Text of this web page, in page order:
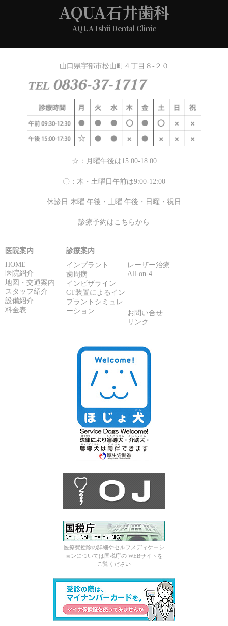
AQUA石井歯科
AQUA Ishii Dental Clinic
山口県宇部市松山町４丁目８-２０
☆：月曜午後は15:00-18:00
〇：木・土曜日午前は9:00-12:00
休診日 木曜 午後・土曜 午後・日曜・祝日
診療予約はこちらから
医院案内
HOME
医院紹介
地図・交通案内
スタッフ紹介
設備紹介
料金表
診療案内
インプラント
歯周病
インビザライン
CT装置によるイン
プラントシミュレ
ーション
レーザー治療
All-on-4
お問い合せ
リンク
医療費控除の詳細やセルフメディケーシ
ョンについては国税庁の WEBサイトを
ご覧ください